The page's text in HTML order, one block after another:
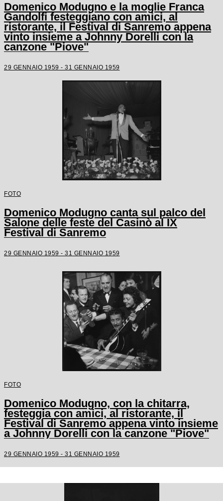
Domenico Modugno e la moglie Franca
Gandolfi festeggiano con amici, al
ristorante, il Festival di Sanremo appena
vinto insieme a Johnny Dorelli con la
canzone "Piove"
29 GENNAIO 1959 - 31 GENNAIO 1959
FOTO
Domenico Modugno canta sul palco del
Salone delle feste del Casinò al IX
Festival di Sanremo
29 GENNAIO 1959 - 31 GENNAIO 1959
FOTO
Domenico Modugno, con la chitarra,
festeggia con amici, al ristorante, il
Festival di Sanremo appena vinto insieme
a Johnny Dorelli con la canzone "Piove"
29 GENNAIO 1959 - 31 GENNAIO 1959